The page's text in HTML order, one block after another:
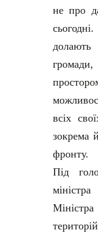
не про
всіх
зокрема
фронту.
Під